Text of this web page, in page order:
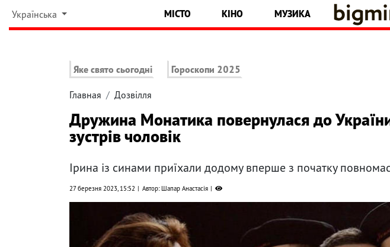
Українська МІСТО КІНО МУЗИКА
Яке свято сьогодні Гороскопи 2025
Главная Дозвілля
Дружина Монатика повернулася до
зустрів чоловік
Ірина із синами приїхали додому вперше з початку
27 березня 2023, 15:52 Автор: Шапар Анастасія